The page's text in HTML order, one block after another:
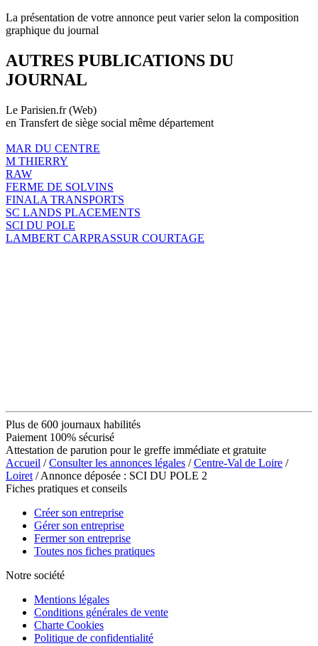
La présentation de votre annonce peut varier selon la composition
graphique du journal
AUTRES PUBLICATIONS DU
JOURNAL
Le Parisien.fr (Web)
en Transfert de siège social même département
MAR DU CENTRE
M THIERRY
RAW
FERME DE SOLVINS
FINALA TRANSPORTS
SC LANDS PLACEMENTS
SCI DU POLE
LAMBERT CARPRASSUR COURTAGE
Plus de 600 journaux habilités
Paiement 100% sécurisé
Attestation de parution pour le greffe immédiate et gratuite
Accueil /Consulter les annonces légales /Centre-Val de Loire /
Loiret / Annonce déposée : SCI DU POLE 2
Fiches pratiques et conseils
Créer son entreprise
Gérer son entreprise
Fermer son entreprise
Toutes nos fiches pratiques
Notre société
Mentions légales
Conditions générales de vente
Charte Cookies
Politique de confidentialité